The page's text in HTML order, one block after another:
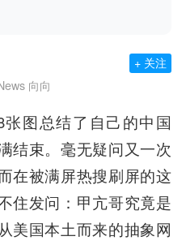
向向
+ 关注
图总结了自己的中国
结束。毫无疑问又一次
在被满屏热搜刷屏的这
住发问：甲亢哥究竟是
美国本土而来的抽象网